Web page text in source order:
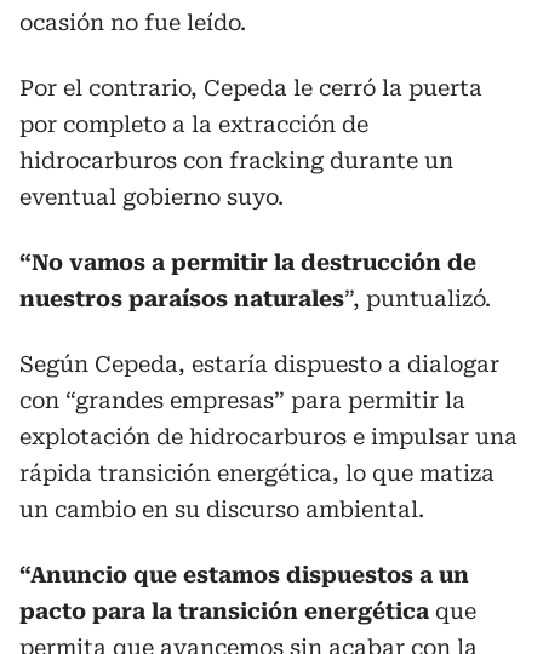
ocasión no fue leído.
Por el contrario, Cepeda le cerró la puerta
por completo a la extracción de
hidrocarburos con fracking durante un
eventual gobierno suyo.
“No vamos a permitir la destrucción de
nuestros paraísos naturales”, puntualizó.
Según Cepeda, estaría dispuesto a dialogar
con “grandes empresas” para permitir la
explotación de hidrocarburos e impulsar una
rápida transición energética, lo que matiza
un cambio en su discurso ambiental.
“Anuncio que estamos dispuestos a un
pacto para la transición energética que
permita que avancemos sin acabar con la